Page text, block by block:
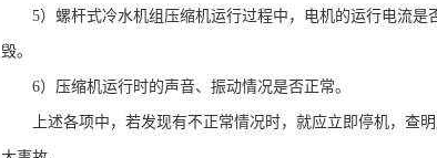
5）螺杆式冷水机组压缩机运行过程中，电机的运行电流
毁。
6）压缩机运行时的声音、振动情况是否正常。
上述各项中，若发现有不正常情况时，就应立即停机，查